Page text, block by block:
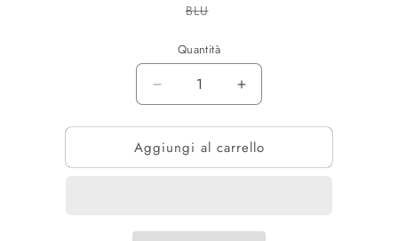
BLUVariante
non
disponibile
Quantità
Diminuisci
quantità
per
GIACCA
NYLON
Aumenta
quantità
per
GIACCA
NYLON
Aggiungi al carrello